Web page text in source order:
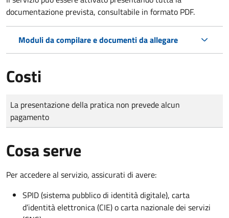
documentazione prevista, consultabile in formato PDF.
Moduli da compilare e documenti da allegare
Costi
Tipo di pagamento
Importo
La presentazione della pratica non prevede alcun
pagamento
Cosa serve
Per accedere al servizio, assicurati di avere:
SPID (sistema pubblico di identità digitale), carta
d’identità elettronica (CIE) o carta nazionale dei servizi